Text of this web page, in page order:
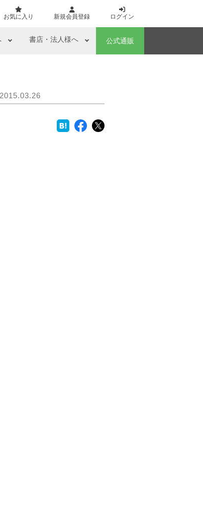
お気に入り 新規会員登録 ログイン
書店・法人様へ 公式通販
2015.03.26